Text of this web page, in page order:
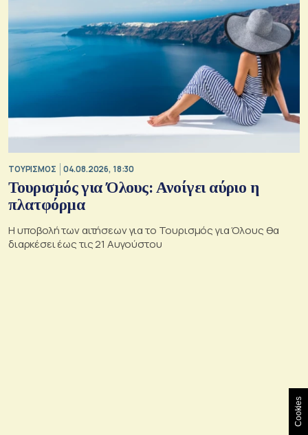
ΤΟΥΡΙΣΜΟΣ 04.08.2026, 18:30
Τουρισμός για Όλους: Ανοίγει αύριο η
πλατφόρμα
Η υποβολή των αιτήσεων για το Τουρισμός για Όλους θα
διαρκέσει έως τις 21 Αυγούστου
Cookies